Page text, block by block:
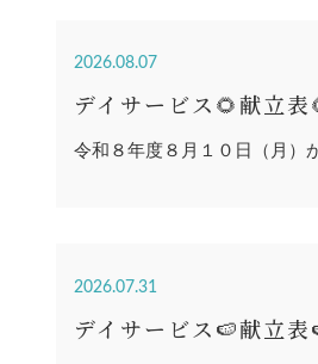
2026.08.07
デイサービス🌻献立表
令和８年度８月１０日（月）
2026.07.31
デイサービス🍉献立表